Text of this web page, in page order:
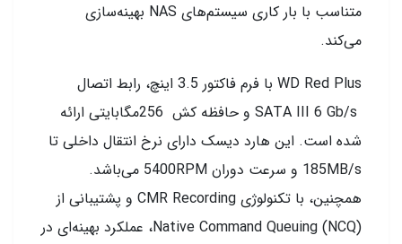
متناسب با بار کاری سیستم‌های NAS بهینه‌سازی
می‌کند.
WD Red Plus با فرم فاکتور 3.5 اینچ، رابط اتصال
SATA III 6 Gb/s و حافظه کش 256مگابایتی ارائه
شده است. این هارد دیسک دارای نرخ انتقال داخلی تا
185MB/s و سرعت دوران 5400RPM می‌باشد.
همچنین، با تکنولوژی CMR Recording و پشتیبانی از
Native Command Queuing (NCQ)، عملکرد بهینه‌ای در